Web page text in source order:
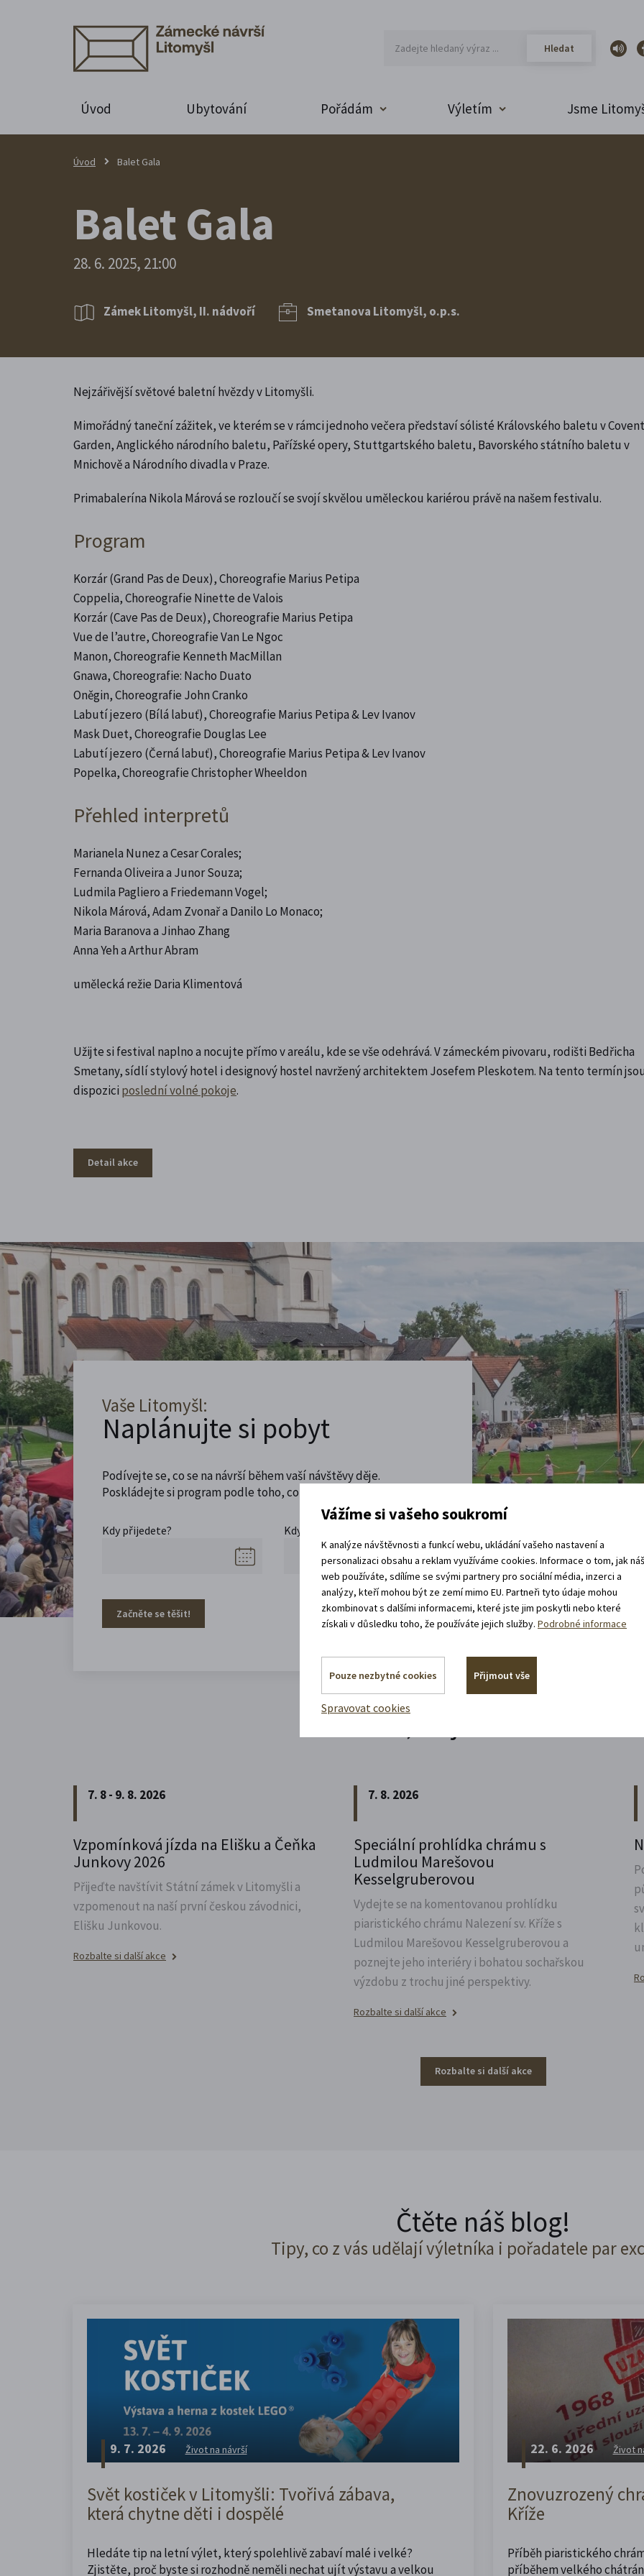
Úvod Ubytování Pořádám Výletím Jsme
Úvod Balet Gala
Balet Gala
28. 6. 2025, 21:00
Zámek Litomyšl, II. nádvoří Smetanova Litomyšl, o.p.s.
Nejzářivější světové baletní hvězdy v Litomyšli.
Mimořádný taneční zážitek, ve kterém se v rámci jednoho večera představí sólisté Královského baletu v Covent
Garden, Anglického národního baletu, Pařížské opery, Stuttgartského baletu, Bavorského státního baletu v
Mnichově a Národního divadla v Praze.
Primabalerína Nikola Márová se rozloučí se svojí skvělou uměleckou kariérou právě na našem festivalu.
Program
Korzár (Grand Pas de Deux), Choreografie Marius Petipa
Coppelia, Choreografie Ninette de Valois
Korzár (Cave Pas de Deux), Choreografie Marius Petipa
Vue de l’autre, Choreografie Van Le Ngoc
Manon, Choreografie Kenneth MacMillan
Gnawa, Choreografie: Nacho Duato
Oněgin, Choreografie John Cranko
Labutí jezero (Bílá labuť), Choreografie Marius Petipa & Lev Ivanov
Mask Duet, Choreografie Douglas Lee
Labutí jezero (Černá labuť), Choreografie Marius Petipa & Lev Ivanov
Popelka, Choreografie Christopher Wheeldon
Přehled interpretů
Marianela Nunez a Cesar Corales;
Fernanda Oliveira a Junor Souza;
Ludmila Pagliero a Friedemann Vogel;
Nikola Márová, Adam Zvonař a Danilo Lo Monaco;
Maria Baranova a Jinhao Zhang
Anna Yeh a Arthur Abram
umělecká režie Daria Klimentová
Užijte si festival naplno a nocujte přímo v areálu, kde se vše odehrává. V zámeckém pivovaru, rodišti Bedřicha
Smetany, sídlí stylový hotel i designový hostel navržený architektem Josefem Pleskotem. Na tento termín
dispozici poslední volné pokoje.
Detail akce
Vaše Litomyšl:
Naplánujte si pobyt
Podívejte se, co se na návrší během vaší návštěvy děje.
Poskládejte si program podle toho, co máte rádi.
Kdy přijedete? Kdy se vracíte domů?
Začněte se těšit!
Akce, co jsou za rohem
7. 8 - 9. 8. 2026
Vzpomínková jízda na Elišku a Čeňka
Junkovy 2026
Přijeďte navštívit Státní zámek v Litomyšli a
vzpomenout na naší první českou závodnici,
Elišku Junkovou.
Rozbalte si další akce
7. 8. 2026
Speciální prohlídka chrámu s
Ludmilou Marešovou
Kesselgruberovou
Vydejte se na komentovanou prohlídku
piaristického chrámu Nalezení sv. Kříže s
Ludmilou Marešovou Kesselgruberovou a
poznejte jeho interiéry i bohatou sochařskou
výzdobu z trochu jiné perspektivy.
Rozbalte si další akce
Rozbalte si další akce
Čtěte náš blog!
Tipy, co z vás udělají výletníka i pořadatele par
9. 7. 2026 Život na návrší
Svět kostiček v Litomyšli: Tvořivá zábava,
která chytne děti i dospělé
Hledáte tip na letní výlet, který spolehlivě zabaví malé i velké?
Zjistěte, proč byste si rozhodně neměli nechat ujít výstavu a velkou
22. 6. 2026 Život
Znovuzrozený
Kříže
Příběh piaristického
příběhem velkého
Vážíme si vašeho soukromí
K analýze návštěvnosti a funkcí webu, ukládání vašeho nastavení a
personalizaci obsahu a reklam využíváme cookies. Informace o tom, jak
web používáte, sdílíme se svými partnery pro sociální média, inzerci a
analýzy, kteří mohou být ze zemí mimo EU. Partneři tyto údaje mohou
zkombinovat s dalšími informacemi, které jste jim poskytli nebo které
získali v důsledku toho, že používáte jejich služby.Podrobné informace
Pouze nezbytné cookies Přijmout vše
Spravovat cookies